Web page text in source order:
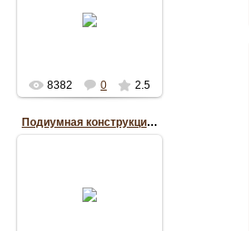
8382 0 2.5
Подиумная конструкция в гостиной